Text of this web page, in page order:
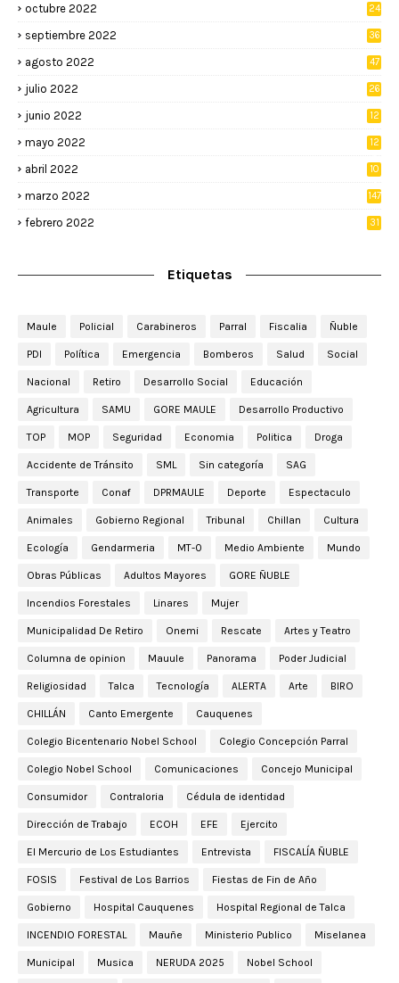
octubre 2022 24
septiembre 2022 36
agosto 2022 47
julio 2022 26
junio 2022
12
mayo 2022
12
abril 2022
10
marzo 2022 147
febrero 2022 31
Etiquetas
Maule Policial Carabineros Parral Fiscalia Ñuble
PDI Política Emergencia Bomberos Salud Social
Nacional Retiro Desarrollo Social Educación
Agricultura SAMU GORE MAULE Desarrollo Productivo
TOP MOP Seguridad Economia Politica Droga
Accidente de Tránsito SML Sin categoría SAG
Transporte Conaf DPRMAULE Deporte Espectaculo
Animales Gobierno Regional Tribunal Chillan Cultura
Ecología Gendarmeria MT-0 Medio Ambiente Mundo
Obras Públicas Adultos Mayores GORE ÑUBLE
Incendios Forestales Linares Mujer
Municipalidad De Retiro Onemi Rescate Artes y Teatro
Columna de opinion Mauule Panorama Poder Judicial
Religiosidad Talca Tecnología ALERTA Arte BIRO
CHILLÁN Canto Emergente Cauquenes
Colegio Bicentenario Nobel School Colegio Concepción Parral
Colegio Nobel School Comunicaciones Concejo Municipal
Consumidor Contraloria Cédula de identidad
Dirección de Trabajo ECOH EFE Ejercito
El Mercurio de Los Estudiantes Entrevista FISCALÍA ÑUBLE
FOSIS Festival de Los Barrios Fiestas de Fin de Año
Gobierno Hospital Cauquenes Hospital Regional de Talca
INCENDIO FORESTAL Mauñe Ministerio Publico Miselanea
Municipal Musica NERUDA 2025 Nobel School